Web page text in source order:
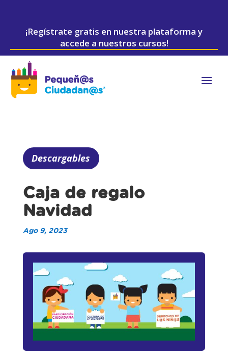
¡Regístrate gratis en nuestra plataforma y
accede a nuestros cursos!
Descargables
Caja de regalo
Navidad
Ago 9, 2023